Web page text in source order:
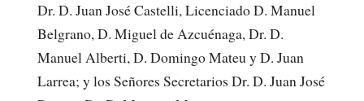
Dr. D. Juan José Castelli, Licenciado D. Manuel
Belgrano, D. Miguel de Azcuénaga, Dr. D.
Manuel Alberti, D. Domingo Mateu y D. Juan
Larrea; y los Señores Secretarios Dr. D. Juan José